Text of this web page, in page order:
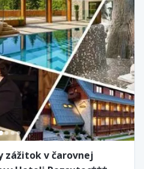
zážitok v čarovnej